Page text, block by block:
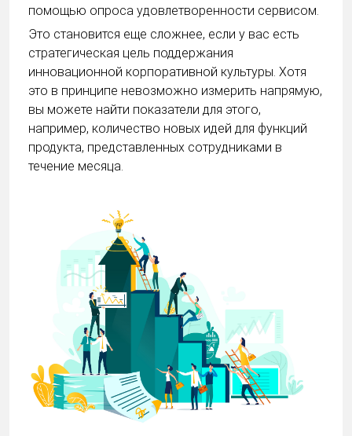
помощью опроса удовлетворенности сервисом.
Это становится еще сложнее, если у вас есть
стратегическая цель поддержания
инновационной корпоративной культуры. Хотя
это в принципе невозможно измерить напрямую,
вы можете найти показатели для этого,
например, количество новых идей для функций
продукта, представленных сотрудниками в
течение месяца.